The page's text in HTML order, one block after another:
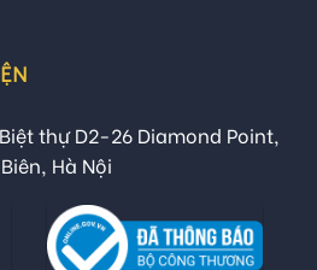
Biệt thự D2-26 Diamond Point,
Hà Nội